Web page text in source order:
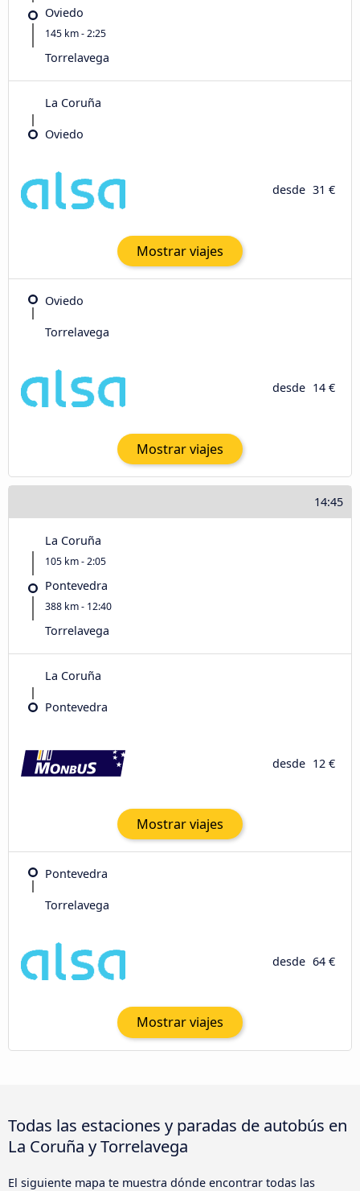
Oviedo
145 km - 2:25
Torrelavega
La Coruña
Oviedo
desde 31 €
Mostrar viajes
Oviedo
Torrelavega
desde 14 €
Mostrar viajes
14:45
La Coruña
105 km - 2:05
Pontevedra
388 km - 12:40
Torrelavega
La Coruña
Pontevedra
desde 12 €
Mostrar viajes
Pontevedra
Torrelavega
desde 64 €
Mostrar viajes
Todas las estaciones y paradas de autobús en
La Coruña y Torrelavega
El siguiente mapa te muestra dónde encontrar todas las